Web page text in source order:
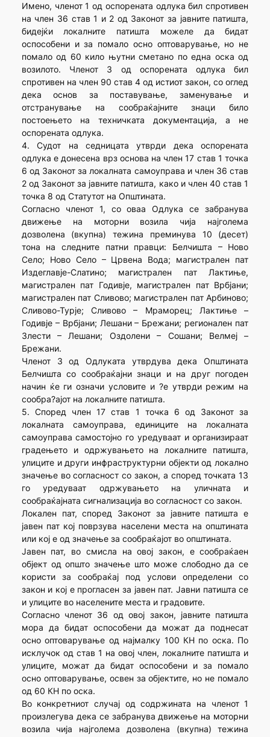
Имено, членот 1 од оспорената одлука бил спротивен
на член 36 став 1 и 2 од Законот за јавните патишта,
бидејќи локалните патишта можеле да бидат
оспособени и за помало осно оптоварување, но не
помало од 60 кило њутни сметано по една оска од
возилото. Членот 3 од оспорената одлука бил
спротивен на член 90 став 4 од истиот закон, со оглед
дека основ за поставување, заменување и
отстранување на сообраќајните знаци било
постоењето на техничката документација, а не
оспорената одлука.
4. Судот на седницата утврди дека оспорената
одлука е донесена врз основа на член 17 став 1 точка
6 од Законот за локалната самоуправа и член 36 став
2 од Законот за јавните патишта, како и член 40 став 1
точка 8 од Статутот на Општината.
Согласно членот 1, со оваа Одлука се забранува
движење на моторни возила чија најголема
дозволена (вкупна) тежина преминува 10 (десет)
тона на следните патни правци: Белчишта – Ново
Село; Ново Село – Црвена Вода; магистрален пат
Издеглавје-Слатино; магистрален пат Лактиње,
магистрален пат Годивје, магистрален пат Врбјани;
магистрален пат Сливово; магистрален пат Арбиново;
Сливово-Турје; Сливово – Мраморец; Лактиње –
Годивје – Врбјани; Лешани – Брежани; регионален пат
Злести – Лешани; Оздолени – Сошани; Велмеј –
Брежани.
Членот 3 од Одлуката утврдува дека Општината
Белчишта со сообраќајни знаци и на друг погоден
начин ќе ги означи условите и ?е утврди режим на
сообра?ајот на локалните патишта.
5. Според член 17 став 1 точка 6 од Законот за
локалната самоуправа, единиците на локалната
самоуправа самостојно го уредуваат и организираат
градењето и одржувањето на локалните патишта,
улиците и други инфраструктурни објекти од локално
значење во согласност со закон, а според точката 13
го уредуваат одржувањето на уличната и
сообраќајната сигнализација во согласност со закон.
Локален пат, според Законот за јавните патишта е
јавен пат кој поврзува населени места на општината
или кој е од значење за сообраќајот во општината.
Јавен пат, во смисла на овој закон, е сообраќаен
објект од општо значење што може слободно да се
користи за сообраќај под услови определени со
закон и кој е прогласен за јавен пат. Јавни патишта се
и улиците во населените места и градовите.
Согласно членот 36 од овој закон, јавните патишта
мора да бидат оспособени да можат да поднесат
осно оптоварување од најмалку 100 КН по оска. По
исклучок од став 1 на овој член, локалните патишта и
улиците, можат да бидат оспособени и за помало
осно оптоварување, освен за објектите, но не помало
од 60 КН по оска.
Во конкретниот случај од содржината на членот 1
произлегува дека се забранува движење на моторни
возила чија најголема дозволена (вкупна) тежина